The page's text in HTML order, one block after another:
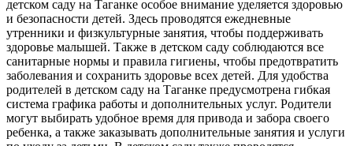
детском саду на Таганке особое внимание уделяется здоровью
и безопасности детей. Здесь проводятся ежедневные
утренники и физкультурные занятия, чтобы поддерживать
здоровье малышей. Также в детском саду соблюдаются все
санитарные нормы и правила гигиены, чтобы предотвратить
заболевания и сохранить здоровье всех детей. Для удобства
родителей в детском саду на Таганке предусмотрена гибкая
система графика работы и дополнительных услуг. Родители
могут выбирать удобное время для привода и забора своего
ребенка, а также заказывать дополнительные занятия и услуги